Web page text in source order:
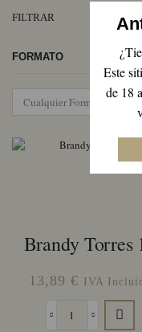
Este
de 18
FILTRAR
FORMATO
Brandy Torres
13,89 € IVA
Brandy